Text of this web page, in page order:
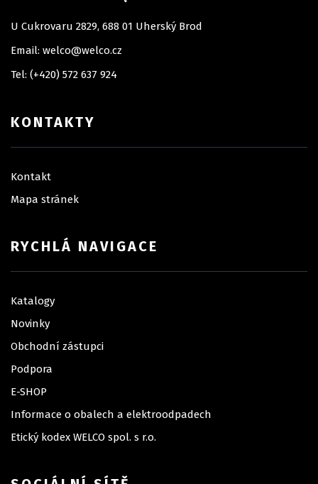
U Cukrovaru 2829, 688 01 Uherský Brod
Email: welco@welco.cz
Tel: (+420) 572 637 924
KONTAKTY
Kontakt
Mapa stránek
RYCHLÁ NAVIGACE
Katalogy
Novinky
Obchodní zástupci
Podpora
E-SHOP
Informace o obalech a elektroodpadech
Etický kodex WELCO spol. s r.o.